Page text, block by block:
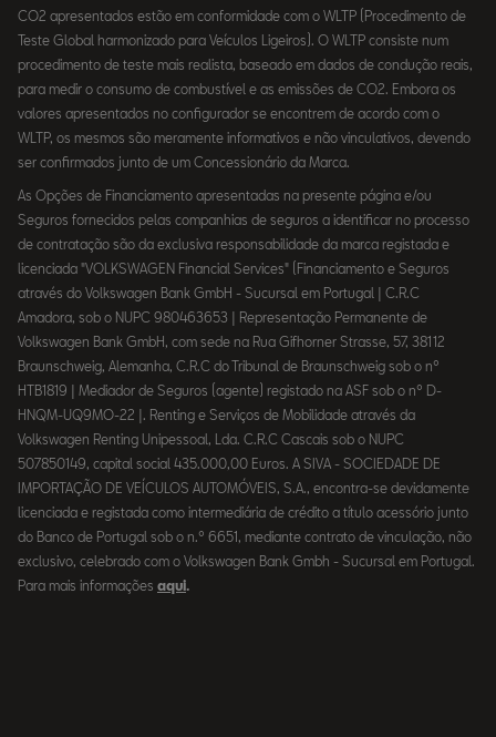
CO2 apresentados estão em conformidade com o WLTP (Procedimento de
Teste Global harmonizado para Veículos Ligeiros). O WLTP consiste num
procedimento de teste mais realista, baseado em dados de condução reais,
para medir o consumo de combustível e as emissões de CO2. Embora os
valores apresentados no configurador se encontrem de acordo com o
WLTP, os mesmos são meramente informativos e não vinculativos, devendo
ser confirmados junto de um Concessionário da Marca.
As Opções de Financiamento apresentadas na presente página e/ou
Seguros fornecidos pelas companhias de seguros a identificar no processo
de contratação são da exclusiva responsabilidade da marca registada e
licenciada "VOLKSWAGEN Financial Services" (Financiamento e Seguros
através do Volkswagen Bank GmbH - Sucursal em Portugal | C.R.C
Amadora, sob o NUPC 980463653 | Representação Permanente de
Volkswagen Bank GmbH, com sede na Rua Gifhorner Strasse, 57, 38112
Braunschweig, Alemanha, C.R.C do Tribunal de Braunschweig sob o nº
HTB1819 | Mediador de Seguros (agente) registado na ASF sob o nº D-
HNQM-UQ9MO-22 |. Renting e Serviços de Mobilidade através da
Volkswagen Renting Unipessoal, Lda. C.R.C Cascais sob o NUPC
507850149, capital social 435.000,00 Euros. A SIVA - SOCIEDADE DE
IMPORTAÇÃO DE VEÍCULOS AUTOMÓVEIS, S.A., encontra-se devidamente
licenciada e registada como intermediária de crédito a título acessório junto
do Banco de Portugal sob o n.º 6651, mediante contrato de vinculação, não
exclusivo, celebrado com o Volkswagen Bank Gmbh - Sucursal em Portugal.
Para mais informações aqui.